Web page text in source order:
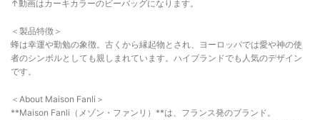
↑動画はカーキカラーのビーバッグになります。
＜製品特徴＞
蜂は幸運や勤勉の象徴。古くから縁起物とされ、ヨーロッパでは愛や神の使
者のシンボルとしても親しまれています。ハイブランドでも人気のデザイン
です。
＜About Maison Fanli＞
**Maison Fanli（メゾン・ファンリ）**は、フランス発のブランド。